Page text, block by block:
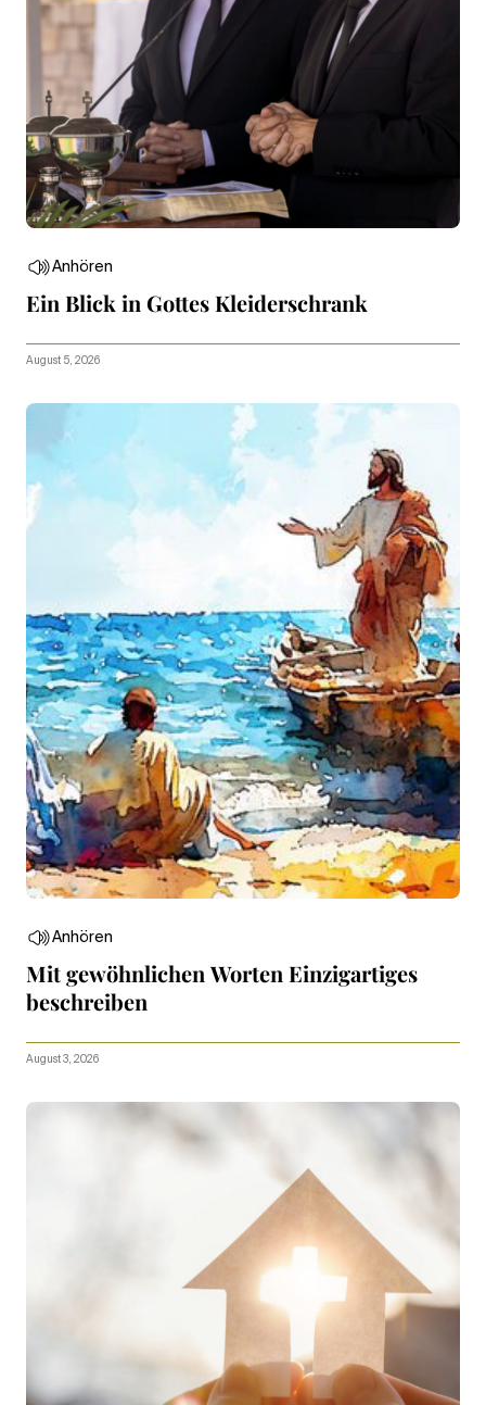
Anhören
Ein Blick in Gottes Kleiderschrank
August 5, 2026
Anhören
Mit gewöhnlichen Worten Einzigartiges
beschreiben
August 3, 2026